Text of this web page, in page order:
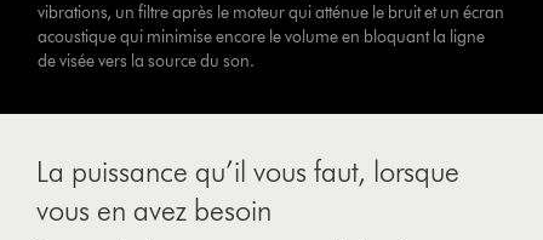
vibrations, un filtre après le moteur qui atténue le bruit et un écran
acoustique qui minimise encore le volume en bloquant la ligne
de visée vers la source du son.
La puissance qu’il vous faut, lorsque
vous en avez besoin